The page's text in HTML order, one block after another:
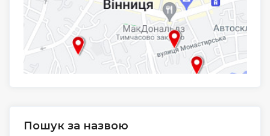
Пошук за назвою